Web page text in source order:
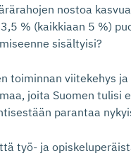
nostoa
% (kaikkiaan 5 %)
sisältyisi?
toiminnan viitekehys
joita Suomen tulisi
parantaa
työ- ja